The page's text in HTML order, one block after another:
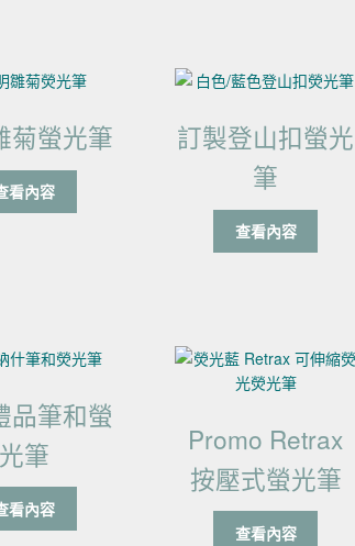
菊螢光筆
看內容
訂製登山扣螢光
筆
查看內容
品筆和螢
光筆
看內容
Promo Retrax
按壓式螢光筆
查看內容